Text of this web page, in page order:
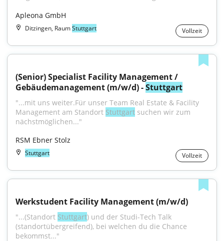
Apleona GmbH
Ditzingen, RaumStuttgart Vollzeit
(Senior) Specialist Facility Management /
Gebäudemanagement (m/w/d) - Stuttgart
"...mit uns weiter.Für unser Team Real Estate & Facility
Management am Standort Stuttgart suchen wir zum
nächstmöglichen..."
RSM Ebner Stolz
Stuttgart Vollzeit
Werkstudent Facility Management (m/w/d)
"...(Standort Stuttgart) und der Studi-Tech Talk
(standortübergreifend), bei welchen du die Chance
bekommst..."